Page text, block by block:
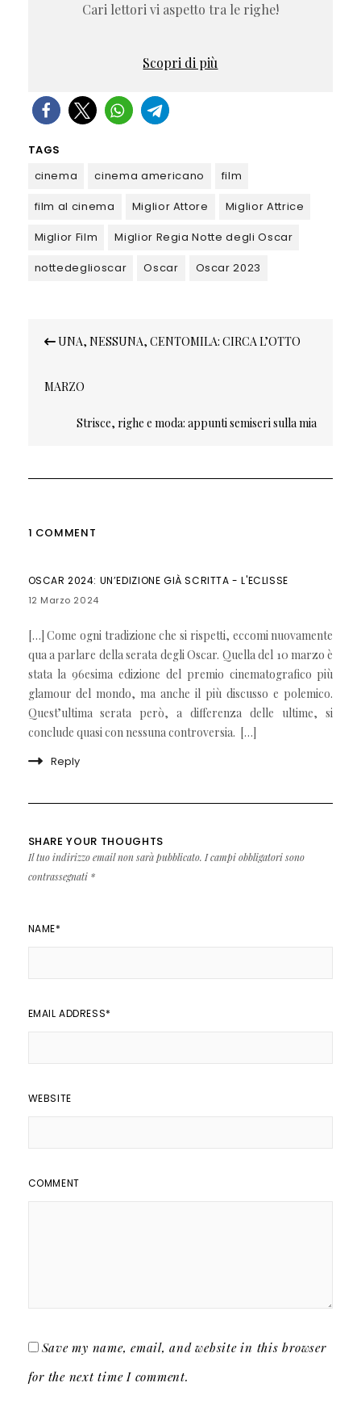
Cari lettori vi aspetto tra le righe!
Scopri di più
TAGS
cinema
cinema americano
film
film al cinema
Miglior Attore
Miglior Attrice
Miglior Film
Miglior Regia Notte degli Oscar
nottedeglioscar
Oscar Oscar 2023
Navigazione
UNA, NESSUNA, CENTOMILA: CIRCA L’OTTO
MARZO
Strisce, righe e moda: appunti semiseri sulla mia
1 COMMENT
OSCAR 2024: UN’EDIZIONE GIÀ SCRITTA - L'ECLISSE
12 Marzo 2024
[…] Come ogni tradizione che si rispetti, eccomi nuovamente
qua a parlare della serata degli Oscar. Quella del 10 marzo è
stata la 96esima edizione del premio cinematografico più
glamour del mondo, ma anche il più discusso e polemico.
Quest’ultima serata però, a differenza delle ultime, si
conclude quasi con nessuna controversia. […]
Reply
SHARE YOUR THOUGHTS
Il tuo indirizzo email non sarà pubblicato. I campi obbligatori sono
contrassegnati *
NAME*
EMAIL ADDRESS*
WEBSITE
COMMENT
Save my name, email, and website in this browser
for the next time I comment.